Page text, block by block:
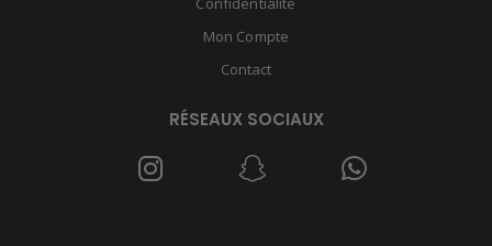
Mon Compte
Contact
RÉSEAUX SOCIAUX